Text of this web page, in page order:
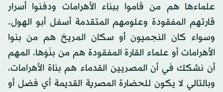
علماءها هم من قاموا ببناء الأهرامات ودفنوا أسرار
قارتهم المفقودة وعلومهم المتقدمة أسفل أبو الهول.
وسواء كان النجميون أو سكان المريخ هم من بنوا
الأهرامات أو علماء القارة المفقودة هم من بنَوْها، المهم
أن نشكك في أن المصريين القدماء هم بناة الأهرامات،
وبالتالي لا يكون للحضارة المصرية القديمة أي فضل أو